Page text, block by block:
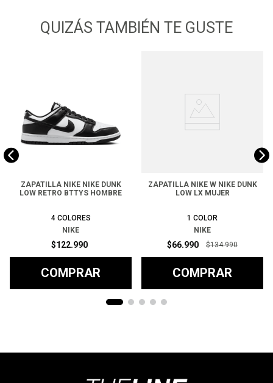
QUIZÁS TAMBIÉN TE GUSTE
ZAPATILLA NIKE NIKE DUNK
LOW RETRO BTTYS HOMBRE
4 COLORES
NIKE
$122.990
COMPRAR
ZAPATILLA NIKE W NIKE DUNK
LOW LX MUJER
1 COLOR
NIKE
$66.990 $134.990
COMPRAR